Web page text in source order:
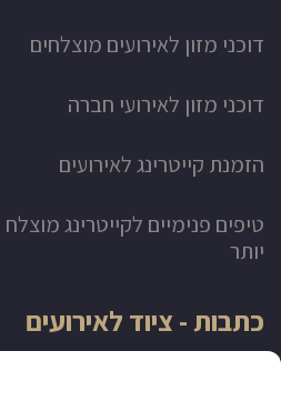
דוכני מזון לאירועים מוצלחים
דוכני מזון לאירועי חברה
הזמנת קייטרינג לאירועים
טיפים פנימיים לקייטרינג
יותר
כתבות - ציוד לאירועים